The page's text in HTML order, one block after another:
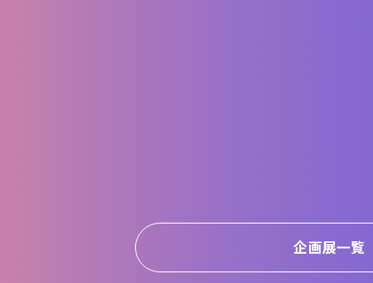
企画展一覧